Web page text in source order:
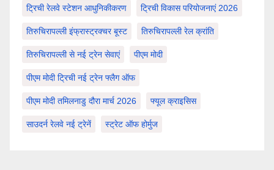
ट्रिची रेलवे स्टेशन आधुनिकीकरण ट्रिची विकास परियोजनाएं 2026
तिरुचिरापल्ली इंफ्रास्ट्रक्चर बूस्ट तिरुचिरापल्ली रेल क्रांति
तिरुचिरापल्ली से नई ट्रेन सेवाएं पीएम मोदी
पीएम मोदी ट्रिची नई ट्रेन फ्लैग ऑफ
पीएम मोदी तमिलनाडु दौरा मार्च 2026 फ्यूल क्राइसिस
साउदर्न रेलवे नई ट्रेनें स्ट्रेट ऑफ होर्मुज